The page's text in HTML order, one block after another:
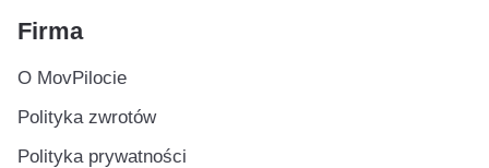
Firma
O MovPilocie
Polityka zwrotów
Polityka prywatności